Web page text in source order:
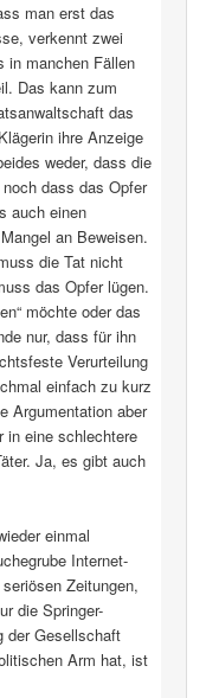
man erst das
verkennt zwei
in manchen Fällen
Das kann zum
das
ihre Anzeige
weder, dass die
dass das Opfer
auch einen
an Beweisen.
die Tat nicht
das Opfer lügen.
möchte oder das
nur, dass für ihn
Verurteilung
einfach zu kurz
Argumentation aber
in eine schlechtere
Ja, es gibt auch
einmal
Internet-
Zeitungen,
die Springer-
der Gesellschaft
Arm hat, ist